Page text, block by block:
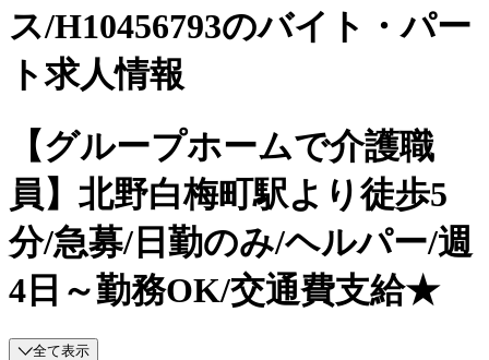
ス/H10456793のバイト・パー
ト求人情報
【グループホームで介護職
員】北野白梅町駅より徒歩5
分/急募/日勤のみ/ヘルパー/週
4日～勤務OK/交通費支給★
全て表示